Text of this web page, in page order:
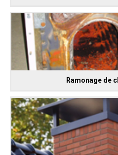
Ramonage de